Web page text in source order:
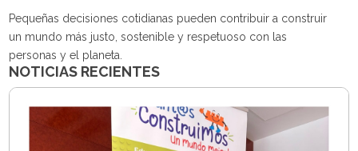
Pequeñas decisiones cotidianas pueden contribuir a construir
un mundo más justo, sostenible y respetuoso con las
personas y el planeta.
NOTICIAS RECIENTES